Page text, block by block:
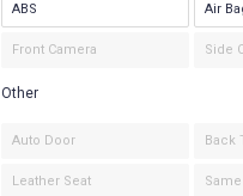
ABS Air
Front Camera Side
Other
Auto Door Back
Leather Seat